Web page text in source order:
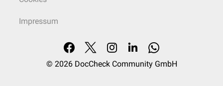
Impressum
© 2026 DocCheck Community GmbH